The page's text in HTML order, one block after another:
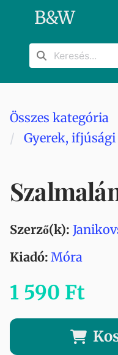
B&W
Összes kategória
Gyerek,
Szerző(k):
Kiadó: Móra
1 590 Ft